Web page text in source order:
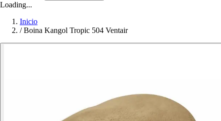
Loading...
Inicio
/ Boina Kangol Tropic 504 Ventair